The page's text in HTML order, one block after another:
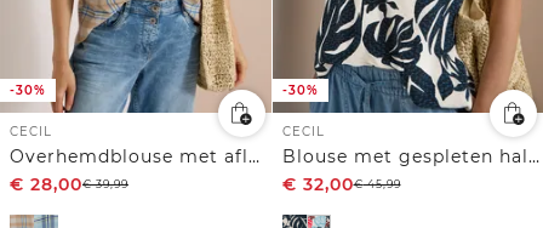
-30%
CECIL
Overhemdblouse met aflopende schouders en print
€ 28,00€39,99
-30%
CECIL
Blouse met gespleten hals en printmix
€ 32,00€45,99